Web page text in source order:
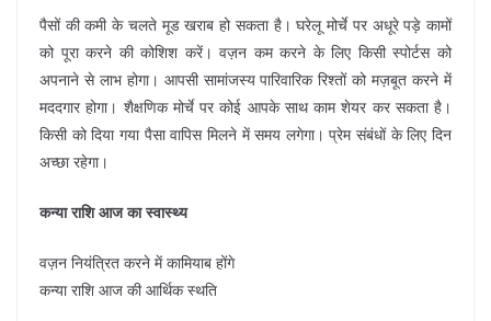
पैसों की कमी के चलते मूड खराब हो सकता है। घरेलू मोर्चे पर अधूरे पड़े कामों
को पूरा करने की कोशिश करें। वज़न कम करने के लिए किसी स्पोर्टस को
अपनाने से लाभ होगा। आपसी सामांजस्य पारिवारिक रिश्तों को मज़बूत करने में
मददगार होगा। शैक्षणिक मोर्चे पर कोई आपके साथ काम शेयर कर सकता है।
किसी को दिया गया पैसा वापिस मिलने में समय लगेगा। प्रेम संबंधों के लिए दिन
अच्छा रहेगा।
कन्या राशि आज का स्वास्थ्य
वज़न नियंत्रित करने में कामियाब होंगे
कन्या राशि आज की आर्थिक स्थति